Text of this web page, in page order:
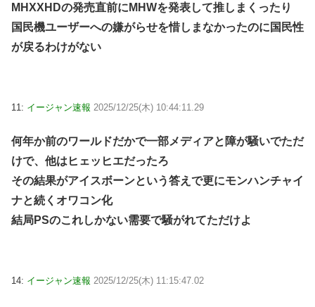
MHXXHDの発売直前にMHWを発表して推しまくったり
国民機ユーザーへの嫌がらせを惜しまなかったのに国民性
が戻るわけがない
11: イージャン速報 2025/12/25(木) 10:44:11.29
何年か前のワールドだかで一部メディアと障が騒いでただ
けで、他はヒェッヒエだったろ
その結果がアイスボーンという答えで更にモンハンチャイ
ナと続くオワコン化
結局PSのこれしかない需要で騒がれてただけよ
14: イージャン速報 2025/12/25(木) 11:15:47.02